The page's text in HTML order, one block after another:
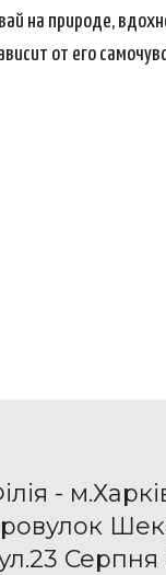
на природе,
от его
-
Серпня